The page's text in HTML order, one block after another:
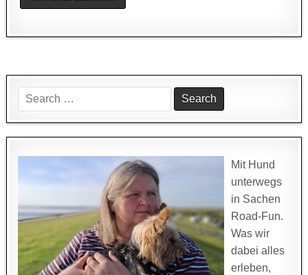
Search
for:
Mit Hund
unterwegs
in Sachen
Road-Fun.
Was wir
dabei alles
erleben,